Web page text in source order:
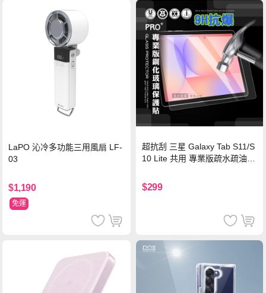
LaPO 沁冷多功能三用風扇 LF-
03
$1,190
免運
超抗刮 三星 Galaxy Tab S11/S
10 Lite 共用 專業版疏水疏油9
$299